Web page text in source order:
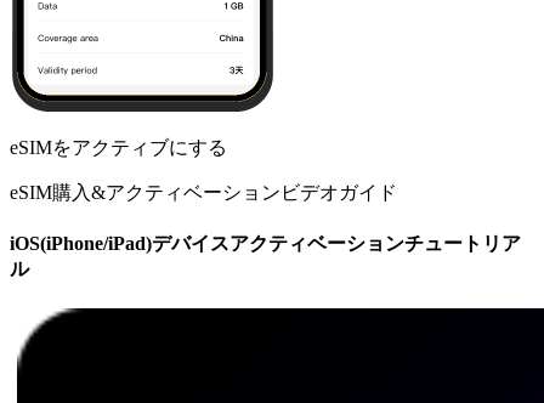
eSIMをアクティブにする
eSIM購入&アクティベーションビデオガイド
iOS(iPhone/iPad)デバイスアクティベーションチュートリア
ル